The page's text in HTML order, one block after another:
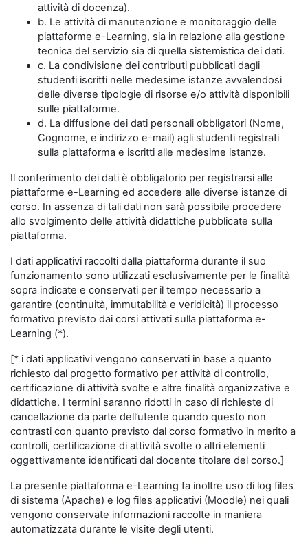
attività di docenza).
b. Le attività di manutenzione e monitoraggio delle
piattaforme e-Learning, sia in relazione alla gestione
tecnica del servizio sia di quella sistemistica dei dati.
c. La condivisione dei contributi pubblicati dagli
studenti iscritti nelle medesime istanze avvalendosi
delle diverse tipologie di risorse e/o attività disponibili
sulle piattaforme.
d. La diffusione dei dati personali obbligatori (Nome,
Cognome, e indirizzo e-mail) agli studenti registrati
sulla piattaforma e iscritti alle medesime istanze.
Il conferimento dei dati è obbligatorio per registrarsi alle
piattaforme e-Learning ed accedere alle diverse istanze di
corso. In assenza di tali dati non sarà possibile procedere
allo svolgimento delle attività didattiche pubblicate sulla
piattaforma.
I dati applicativi raccolti dalla piattaforma durante il suo
funzionamento sono utilizzati esclusivamente per le finalità
sopra indicate e conservati per il tempo necessario a
garantire (continuità, immutabilità e veridicità) il processo
formativo previsto dai corsi attivati sulla piattaforma e-
Learning (*).
[* i dati applicativi vengono conservati in base a quanto
richiesto dal progetto formativo per attività di controllo,
certificazione di attività svolte e altre finalità organizzative e
didattiche. I termini saranno ridotti in caso di richieste di
cancellazione da parte dell’utente quando questo non
contrasti con quanto previsto dal corso formativo in merito a
controlli, certificazione di attività svolte o altri elementi
oggettivamente identificati dal docente titolare del corso.]
La presente piattaforma e-Learning fa inoltre uso di log files
di sistema (Apache) e log files applicativi (Moodle) nei quali
vengono conservate informazioni raccolte in maniera
automatizzata durante le visite degli utenti.